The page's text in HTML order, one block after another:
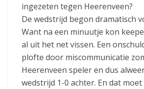
ingezeten tegen Heerenveen?
De wedstrijd begon dramatisch
Want na een minuutje kon
al uit het net vissen. Een
plofte door miscommunicatie
Heerenveen speler en dus
wedstrijd 1-0 achter. En dat